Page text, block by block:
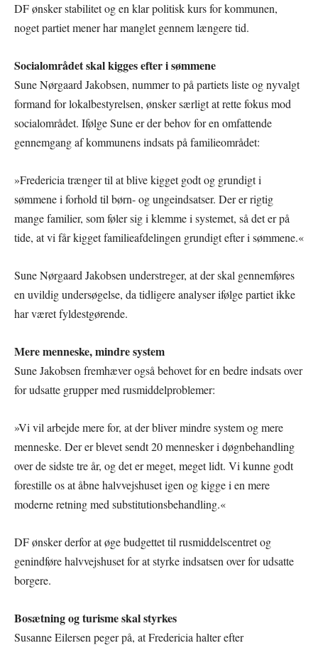
DF ønsker stabilitet og en klar politisk kurs for kommunen,
noget partiet mener har manglet gennem længere tid.
Socialområdet skal kigges efter i sømmene
Sune Nørgaard Jakobsen, nummer to på partiets liste og nyvalgt
formand for lokalbestyrelsen, ønsker særligt at rette fokus mod
socialområdet. Ifølge Sune er der behov for en omfattende
gennemgang af kommunens indsats på familieområdet:
»Fredericia trænger til at blive kigget godt og grundigt i
sømmene i forhold til børn- og ungeindsatser. Der er rigtig
mange familier, som føler sig i klemme i systemet, så det er på
tide, at vi får kigget familieafdelingen grundigt efter i sømmene.«
Sune Nørgaard Jakobsen understreger, at der skal gennemføres
en uvildig undersøgelse, da tidligere analyser ifølge partiet ikke
har været fyldestgørende.
Mere menneske, mindre system
Sune Jakobsen fremhæver også behovet for en bedre indsats over
for udsatte grupper med rusmiddelproblemer:
»Vi vil arbejde mere for, at der bliver mindre system og mere
menneske. Der er blevet sendt 20 mennesker i døgnbehandling
over de sidste tre år, og det er meget, meget lidt. Vi kunne godt
forestille os at åbne halvvejshuset igen og kigge i en mere
moderne retning med substitutionsbehandling.«
DF ønsker derfor at øge budgettet til rusmiddelscentret og
genindføre halvvejshuset for at styrke indsatsen over for udsatte
borgere.
Bosætning og turisme skal styrkes
Susanne Eilersen peger på, at Fredericia halter efter